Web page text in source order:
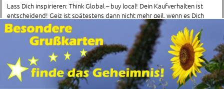
Lass Dich inspirieren: Think Global – buy local! Dein Kaufverhalten ist
entscheidend! Geiz ist spätestens dann nicht mehr geil, wenn es Dich
selbst betrifft – und irgendwann betrifft es Dich!
Finde hier die Schnäppchen und preisreduzierte SALE-Angebote mit
attraktiven Rabatten in Geschäften ganz in Deiner Nähe!
Adressen von Schnäppchen im Kreis